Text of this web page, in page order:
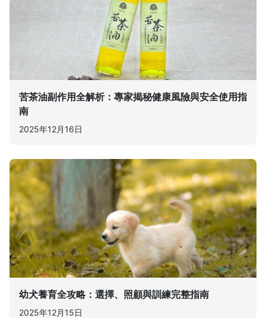
苦茶油副作用全解析：專家揭秘健康風險與安全使用指
南
2025年12月16日
幼犬養育全攻略：選擇、照顧與訓練完整指南
2025年12月15日